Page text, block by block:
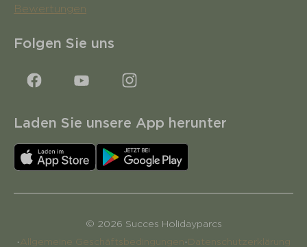
Bewertungen
Folgen Sie uns
Laden Sie unsere App herunter
© 2026 Succes Holidayparcs
·Allgemeine Geschäftsbedingungen·Datenschutzerklärung